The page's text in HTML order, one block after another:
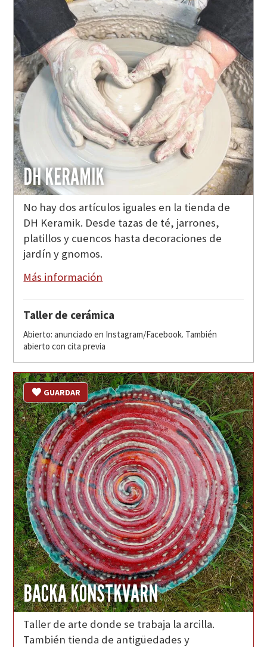
DH KERAMIK
No hay dos artículos iguales en la tienda de
DH Keramik. Desde tazas de té, jarrones,
platillos y cuencos hasta decoraciones de
jardín y gnomos.
Más información
Taller de cerámica
Abierto: anunciado en Instagram/Facebook. También
abierto con cita previa
BACKA KONSTKVARN
GUARDAR
Taller de arte donde se trabaja la arcilla.
También tienda de antigüedades y